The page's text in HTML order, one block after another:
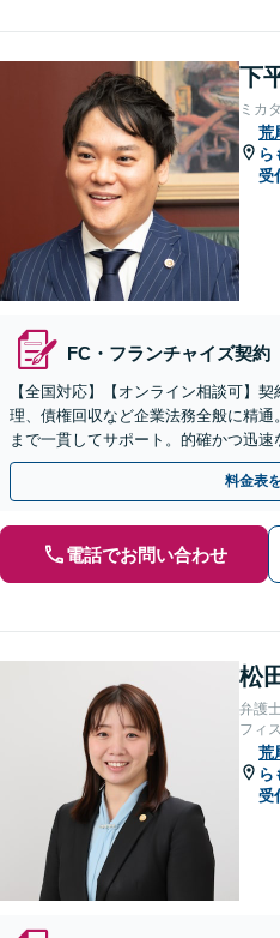
下
ミカ
荒
ら
受
FC・フランチャイズ契約
【全国対応】【オンライン相談可】
理、債権回収など企業法務全般に精
まで一貫してサポート。的確かつ迅
す。【初回相談無料】【休日・夜間相
料金表
電話でお問い合わせ
松
弁護
フィス
荒
ら
受